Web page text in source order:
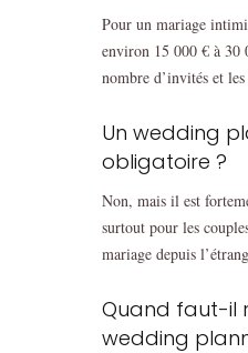
Pour un mariage
environ 15 000 € à 30
nombre d’invités et
Un wedding
obligatoire ?
Non, mais il est
surtout pour les
mariage depuis
Quand faut-il
wedding